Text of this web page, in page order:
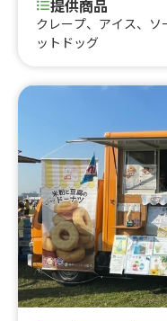
提供商品
クレープ、アイス、
ットドッグ